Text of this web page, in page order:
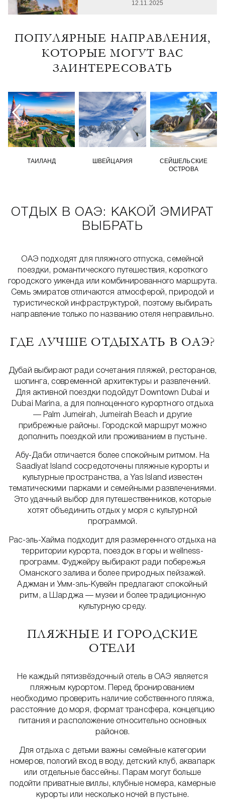
12.11.2025
ПОПУЛЯРНЫЕ НАПРАВЛЕНИЯ,
КОТОРЫЕ МОГУТ ВАС
ЗАИНТЕРЕСОВАТЬ
ТАИЛАНД ШВЕЙЦАРИЯ
СЕЙШЕЛЬСКИЕ
ОСТРОВА
ОТДЫХ В ОАЭ: КАКОЙ ЭМИРАТ
ВЫБРАТЬ
ОАЭ подходят для пляжного отпуска, семейной
поездки, романтического путешествия, короткого
городского уикенда или комбинированного маршрута.
Семь эмиратов отличаются атмосферой, природой и
туристической инфраструктурой, поэтому выбирать
направление только по названию отеля неправильно.
ГДЕ ЛУЧШЕ ОТДЫХАТЬ В ОАЭ?
Дубай выбирают ради сочетания пляжей, ресторанов,
шопинга, современной архитектуры и развлечений.
Для активной поездки подойдут Downtown Dubai и
Dubai Marina, а для полноценного курортного отдыха
— Palm Jumeirah, Jumeirah Beach и другие
прибрежные районы. Городской маршрут можно
дополнить поездкой или проживанием в пустыне.
Абу-Даби отличается более спокойным ритмом. На
Saadiyat Island сосредоточены пляжные курорты и
культурные пространства, а Yas Island известен
тематическими парками и семейными развлечениями.
Это удачный выбор для путешественников, которые
хотят объединить отдых у моря с культурной
программой.
Рас-эль-Хайма подходит для размеренного отдыха на
территории курорта, поездок в горы и wellness-
программ. Фуджейру выбирают ради побережья
Оманского залива и более природных пейзажей.
Аджман и Умм-эль-Кувейн предлагают спокойный
ритм, а Шарджа — музеи и более традиционную
культурную среду.
ПЛЯЖНЫЕ И ГОРОДСКИЕ
ОТЕЛИ
Не каждый пятизвёздочный отель в ОАЭ является
пляжным курортом. Перед бронированием
необходимо проверить наличие собственного пляжа,
расстояние до моря, формат трансфера, концепцию
питания и расположение относительно основных
районов.
Для отдыха с детьми важны семейные категории
номеров, пологий вход в воду, детский клуб, аквапарк
или отдельные бассейны. Парам могут больше
подойти приватные виллы, клубные номера, камерные
курорты или несколько ночей в пустыне.